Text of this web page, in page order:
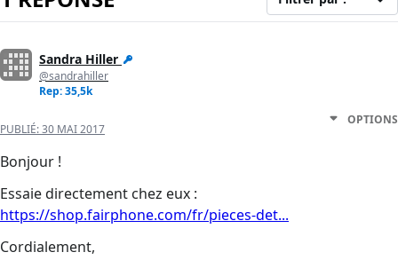
Sandra Hiller
@sandrahiller
Rep: 35,5k
PUBLIÉ:30 MAI 2017
OPTIONS
Bonjour !
Essaie directement chez eux :
https://shop.fairphone.com/fr/pieces-det...
Cordialement,